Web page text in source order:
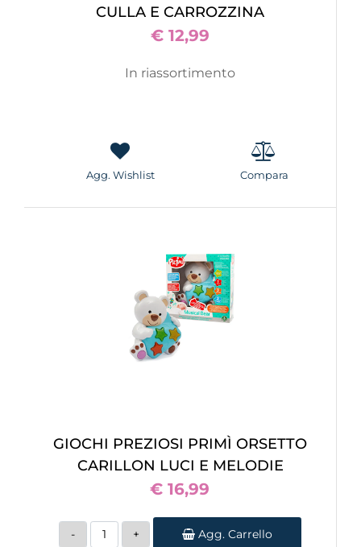
CULLA E CARROZZINA
€ 12,99
In riassortimento
Agg. Wishlist Compara
GIOCHI PREZIOSI PRIMÌ ORSETTO
CARILLON LUCI E MELODIE
€ 16,99
Quantità
Agg. Carrello